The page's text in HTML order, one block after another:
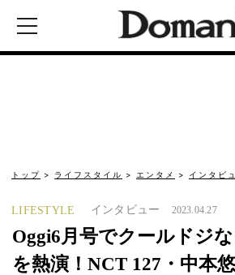
トップ ライフスタイル エンタメ インタビ
LIFESTYLE インタビュー 2023.04.27
Oggi6月号でクールドジ
を熱演！NCT 127・中本